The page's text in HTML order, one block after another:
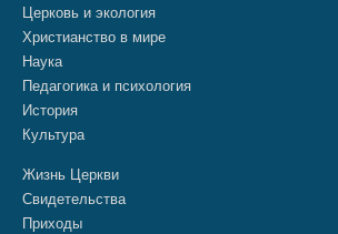
Церковь и экология
Христианство в мире
Наука
Педагогика и психология
История
Культура
Жизнь Церкви
Свидетельства
Приходы